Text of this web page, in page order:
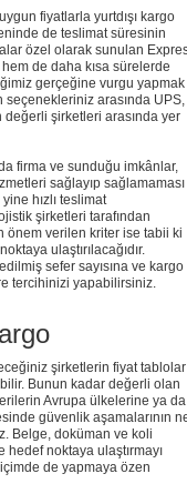
fiyatlarla yurtdışı kargo
de teslimat süresinin
özel olarak sunulan
de daha kısa sürelerde
gerçeğine vurgu yapmak
seçenekleriniz arasında UPS,
değerli şirketleri arasında yer
firma ve sunduğu imkânlar,
sağlayıp sağlamaması
hızlı teslimat
şirketleri tarafından
önem verilen kriter ise tabii ki
ulaştırılacağıdır.
sefer sayısına ve kargo
tercihinizi yapabilirsiniz.
şirketlerin fiyat
Bunun kadar değerli olan
Avrupa ülkelerine ya da
güvenlik aşamalarının
Belge, doküman ve koli
hedef noktaya ulaştırmayı
de yapmaya özen